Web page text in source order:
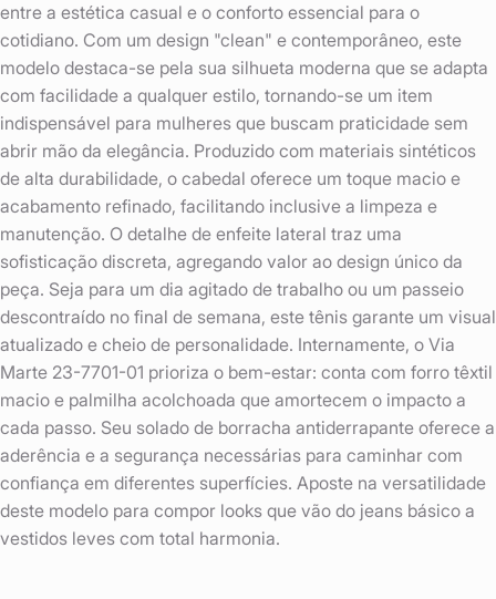
entre a estética casual e o conforto essencial para o
cotidiano. Com um design "clean" e contemporâneo, este
modelo destaca-se pela sua silhueta moderna que se adapta
com facilidade a qualquer estilo, tornando-se um item
indispensável para mulheres que buscam praticidade sem
abrir mão da elegância. Produzido com materiais sintéticos
de alta durabilidade, o cabedal oferece um toque macio e
acabamento refinado, facilitando inclusive a limpeza e
manutenção. O detalhe de enfeite lateral traz uma
sofisticação discreta, agregando valor ao design único da
peça. Seja para um dia agitado de trabalho ou um passeio
descontraído no final de semana, este tênis garante um visual
atualizado e cheio de personalidade. Internamente, o Via
Marte 23-7701-01 prioriza o bem-estar: conta com forro têxtil
macio e palmilha acolchoada que amortecem o impacto a
cada passo. Seu solado de borracha antiderrapante oferece a
aderência e a segurança necessárias para caminhar com
confiança em diferentes superfícies. Aposte na versatilidade
deste modelo para compor looks que vão do jeans básico a
vestidos leves com total harmonia.